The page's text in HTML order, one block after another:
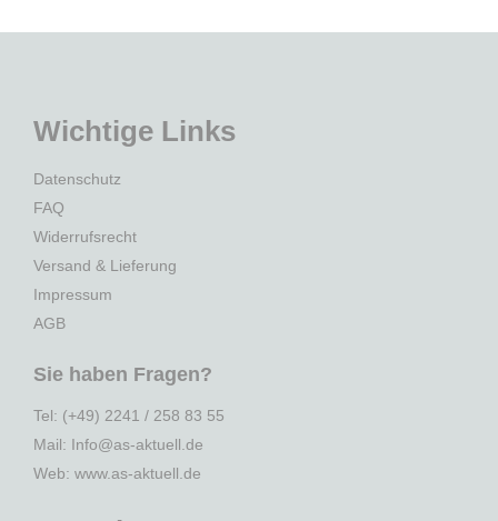
Wichtige Links
Datenschutz
FAQ
Widerrufsrecht
Versand & Lieferung
Impressum
AGB
Sie haben Fragen?
Tel: (+49) 2241 / 258 83 55
Mail: Info@as-aktuell.de
Web: www.as-aktuell.de